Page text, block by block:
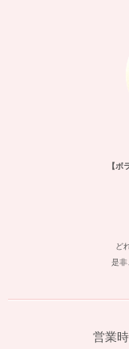
【ボ
ど
是非
営業